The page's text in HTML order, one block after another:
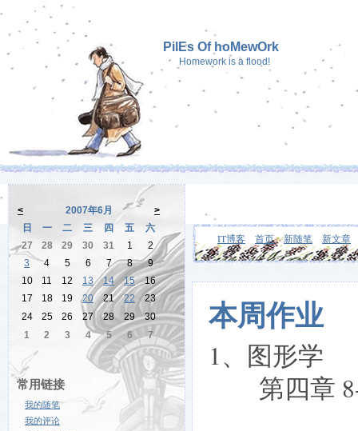
PilEs Of hoMewOrk
Homework is a flood!
IT博客 首页 新随笔 新文章
< 2007年6月
>
日
一 二 三 四 五
六
27
28 29 30 31 1
2
3
4 5 6 7 8
9
10
11 12 13 14 15
16
17
18 19 20 21 22
23
24
25 26 27 28 29
30
1
2 3 4 5 6 7
常用链接
我的随笔
我的评论
本周作业
1、图形学
第四章